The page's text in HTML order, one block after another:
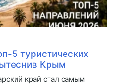
5 туристических
Крым
край стал самым